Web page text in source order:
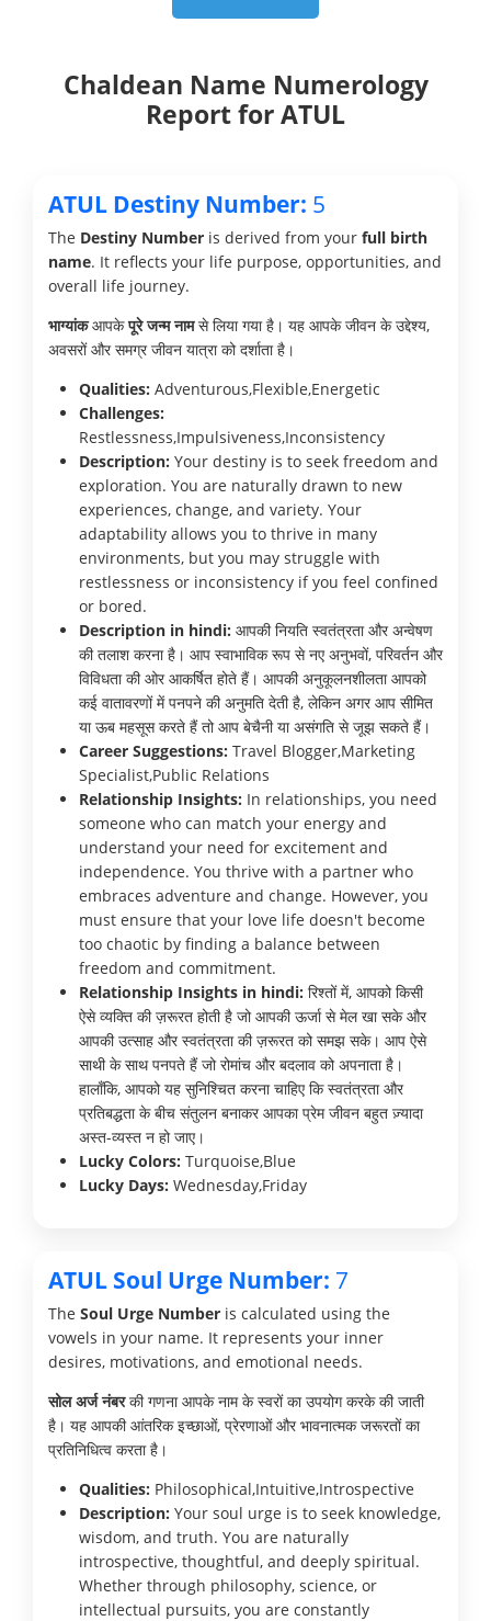
Chaldean Name Numerology
Report for ATUL
ATUL Destiny Number: 5
The Destiny Number is derived from your full birth
name. It reflects your life purpose, opportunities, and
overall life journey.
भाग्यांकआपकेपूरे जन्म नामसे लिया गया है। यह आपके जीवन के उद्देश्य,
अवसरों और समग्र जीवन यात्रा को दर्शाता है।
Qualities: Adventurous,Flexible,Energetic
Challenges:
Restlessness,Impulsiveness,Inconsistency
Description: Your destiny is to seek freedom and
exploration. You are naturally drawn to new
experiences, change, and variety. Your
adaptability allows you to thrive in many
environments, but you may struggle with
restlessness or inconsistency if you feel confined
or bored.
Description in hindi: आपकी नियति स्वतंत्रता और अन्वेषण
की तलाश करना है। आप स्वाभाविक रूप से नए अनुभवों, परिवर्तन और
विविधता की ओर आकर्षित होते हैं। आपकी अनुकूलनशीलता आपको
कई वातावरणों में पनपने की अनुमति देती है, लेकिन अगर आप सीमित
या ऊब महसूस करते हैं तो आप बेचैनी या असंगति से जूझ सकते हैं।
Career Suggestions: Travel Blogger,Marketing
Specialist,Public Relations
Relationship Insights: In relationships, you need
someone who can match your energy and
understand your need for excitement and
independence. You thrive with a partner who
embraces adventure and change. However, you
must ensure that your love life doesn't become
too chaotic by finding a balance between
freedom and commitment.
Relationship Insights in hindi: रिश्तों में, आपको किसी
ऐसे व्यक्ति की ज़रूरत होती है जो आपकी ऊर्जा से मेल खा सके और
आपकी उत्साह और स्वतंत्रता की ज़रूरत को समझ सके। आप ऐसे
साथी के साथ पनपते हैं जो रोमांच और बदलाव को अपनाता है।
हालाँकि, आपको यह सुनिश्चित करना चाहिए कि स्वतंत्रता और
प्रतिबद्धता के बीच संतुलन बनाकर आपका प्रेम जीवन बहुत ज़्यादा
अस्त-व्यस्त न हो जाए।
Lucky Colors: Turquoise,Blue
Lucky Days: Wednesday,Friday
ATUL Soul Urge Number: 7
The Soul Urge Number is calculated using the
vowels in your name. It represents your inner
desires, motivations, and emotional needs.
सोल अर्ज नंबरकी गणना आपके नाम के स्वरों का उपयोग करके की जाती
है। यह आपकी आंतरिक इच्छाओं, प्रेरणाओं और भावनात्मक जरूरतों का
प्रतिनिधित्व करता है।
Qualities: Philosophical,Intuitive,Introspective
Description: Your soul urge is to seek knowledge,
wisdom, and truth. You are naturally
introspective, thoughtful, and deeply spiritual.
Whether through philosophy, science, or
intellectual pursuits, you are constantly